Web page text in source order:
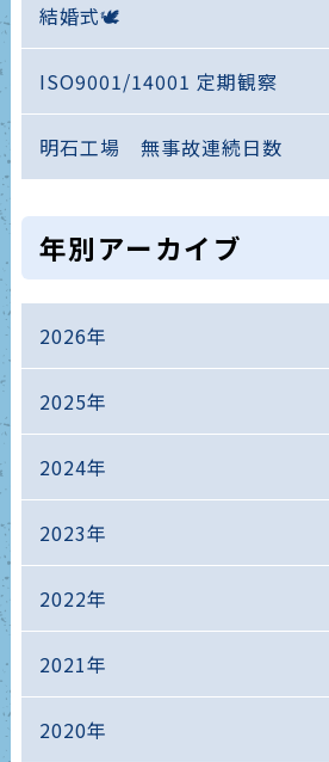
結婚式🕊️
ISO9001/14001 定期観察
明石工場 無事故連続日数
年別アーカイブ
2026年
2025年
2024年
2023年
2022年
2021年
2020年